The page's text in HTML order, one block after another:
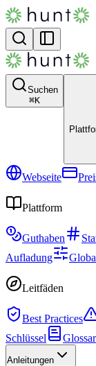
Suchen
⌘K
Webseite
Plattform
Guthaben
Aufladung
Leitfäden
Best Practices
Schlüssel
Glossar
Anleitungen